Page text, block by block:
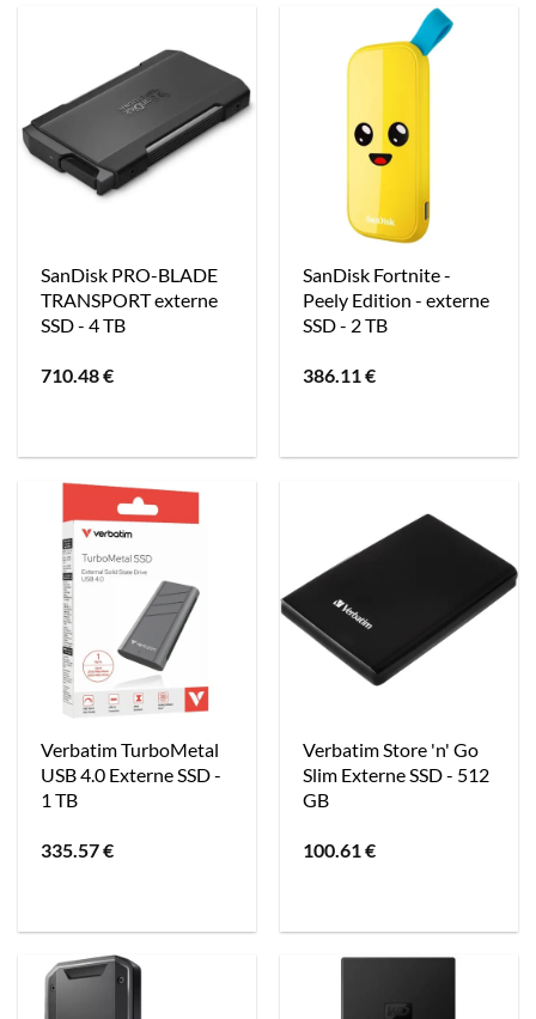
SanDisk PRO-BLADE
TRANSPORT externe
SSD - 4 TB
710.48€
SanDisk Fortnite -
Peely Edition - externe
SSD - 2 TB
386.11€
Verbatim TurboMetal
USB 4.0 Externe SSD -
1 TB
335.57€
Verbatim Store 'n' Go
Slim Externe SSD - 512
GB
100.61€